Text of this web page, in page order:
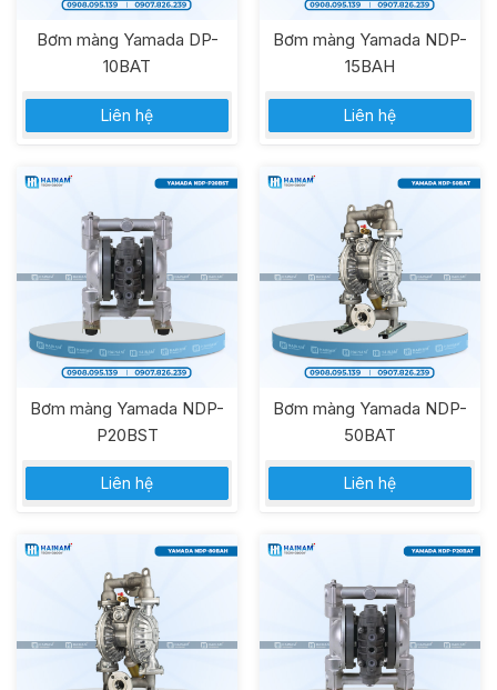
Bơm màng Yamada DP-
10BAT
Liên hệ
Bơm màng Yamada NDP-
15BAH
Liên hệ
Bơm màng Yamada NDP-
P20BST
Liên hệ
Bơm màng Yamada NDP-
50BAT
Liên hệ